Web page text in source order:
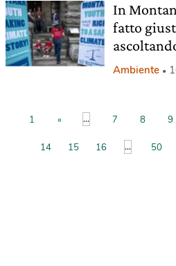
In
fatto
Ambiente
1 « ... 7 8 9
14 15 16 ... 50